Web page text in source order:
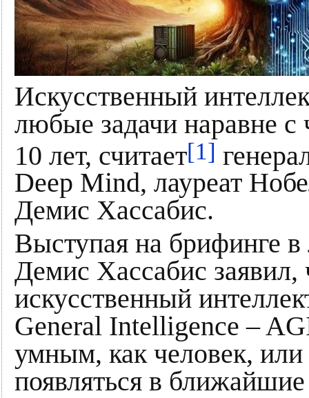
Искусственный
любые задачи наравне с
10 лет, считает[1]
Deep Mind, лауреат
Демис Хассабис.
Выступая на брифинге
Демис Хассабис
искусственный
General Intelligence –
умным, как человек,
появляться в ближайшие